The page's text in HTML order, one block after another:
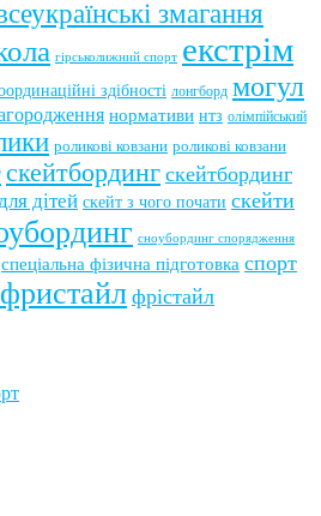
змагання
гірськолижний спорт екстрім
здібності лонгборд могул
нормативи нтз олімпійський
роликові ковзани роликові ковзани
скейтбординг скейтбординг
дітей скейт з чого почати скейти
сноубординг спорядження
спеціальна фізична підготовка спорт
фристайл фрістайл